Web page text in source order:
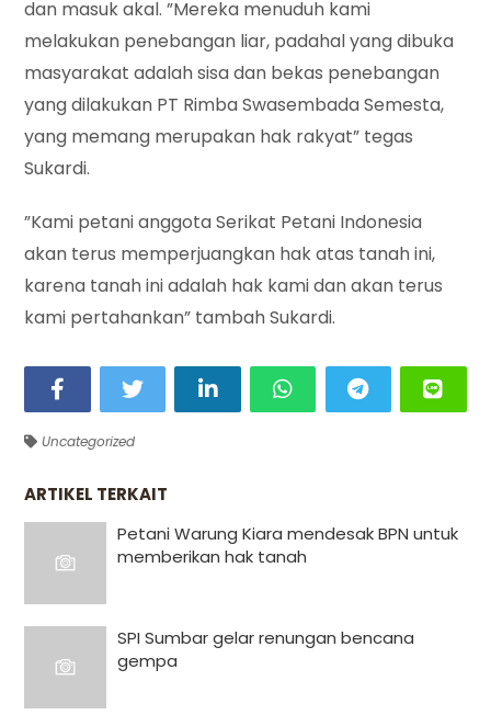
dan masuk akal. ”Mereka menuduh kami
melakukan penebangan liar, padahal yang dibuka
masyarakat adalah sisa dan bekas penebangan
yang dilakukan PT Rimba Swasembada Semesta,
yang memang merupakan hak rakyat” tegas
Sukardi.
”Kami petani anggota Serikat Petani Indonesia
akan terus memperjuangkan hak atas tanah ini,
karena tanah ini adalah hak kami dan akan terus
kami pertahankan” tambah Sukardi.
Uncategorized
ARTIKEL TERKAIT
Petani Warung Kiara mendesak BPN untuk
memberikan hak tanah
SPI Sumbar gelar renungan bencana
gempa